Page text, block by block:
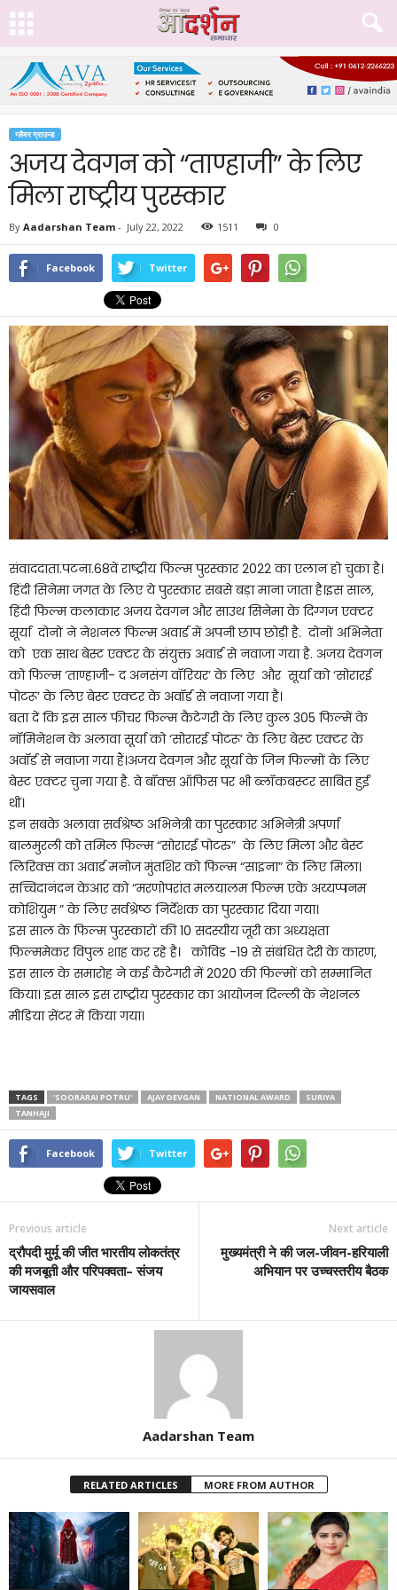
ग्लैमर ग्राउन्ड
अजय देवगन को “ताण्हाजी” के लिए
मिला राष्ट्रीय पुरस्कार
By Aadarshan Team - July 22, 2022 1511 0
Facebook Twitter
संवाददाता.पटना.68वें राष्ट्रीय फिल्म पुरस्कार 2022 का एलान हो चुका है।
हिंदी सिनेमा जगत के लिए ये पुरस्कार सबसे बड़ा माना जाता है।इस साल,
हिंदी फिल्म कलाकार अजय देवगन और साउथ सिनेमा के दिग्गज एक्टर
सूर्या दोनों ने नेशनल फिल्म अवार्ड में अपनी छाप छोड़ी है. दोनों अभिनेता
को एक साथ बेस्ट एक्टर के संयुक्त अवार्ड से नवाजा गया है. अजय देवगन
को फिल्म ‘ताण्हाजी- द अनसंग वॉरियर’ के लिए और सूर्या को ‘सोरारई
पोटरू’ के लिए बेस्ट एक्टर के अवॉर्ड से नवाजा गया है।
बता दें कि इस साल फीचर फिल्म कैटेगरी के लिए कुल 305 फिल्में के
नॉमिनेशन के अलावा सूर्या को ‘सोरारई पोटरू’ के लिए बेस्ट एक्टर के
अवॉर्ड से नवाजा गया हैं।अजय देवगन और सूर्या के जिन फिल्मों के लिए
बेस्ट एक्टर चुना गया है. वे बॉक्स ऑफिस पर भी ब्लॉकबस्टर साबित हुईं
थीं।
इन सबके अलावा सर्वश्रेष्ठ अभिनेत्री का पुरस्कार अभिनेत्री अपर्णा
बालमुरली को तमिल फिल्म “सोरारई पोटरु” के लिए मिला और बेस्ट
लिरिक्स का अवार्ड मनोज मुंतशिर को फिल्म “साइना” के लिए मिला।
सच्चिदानंदन केआर को “मरणोपरांत मलयालम फिल्म एके अय्यप्पनम
कोशियुम ” के लिए सर्वश्रेष्ठ निर्देशक का पुरस्कार दिया गया।
इस साल के फिल्म पुरस्कारों की 10 सदस्यीय जूरी का अध्यक्षता
फिल्ममेकर विपुल शाह कर रहे है। कोविड -19 से संबंधित देरी के कारण,
इस साल के समारोह ने कई कैटेगरी में 2020 की फिल्मों को सम्मानित
किया। इस साल इस राष्ट्रीय पुरस्कार का आयोजन दिल्ली के नेशनल
मीडिया सेंटर में किया गया।
TAGS 'SOORARAI POTRU' AJAY DEVGAN NATIONAL AWARD
SURIYA
TANHAJI
Facebook Twitter
Previous article
द्रौपदी मुर्मू की जीत भारतीय लोकतंत्र
की मजबूती और परिपक्वता– संजय
जायसवाल
Next article
मुख्यमंत्री ने की जल-जीवन-हरियाली
अभियान पर उच्चस्तरीय बैठक
Aadarshan Team
RELATED ARTICLES MORE FROM AUTHOR